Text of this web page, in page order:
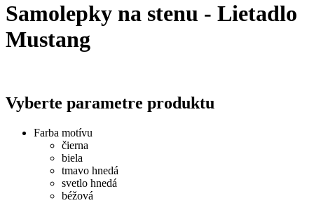
Samolepky na stenu - Lietadlo
Mustang
Vyberte parametre produktu
Farba motívu
čierna
biela
tmavo hnedá
svetlo hnedá
béžová